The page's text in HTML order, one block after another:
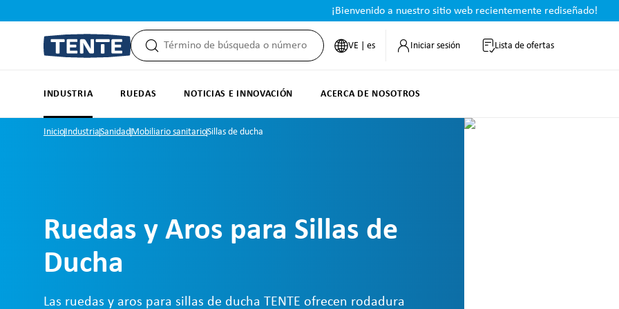
¡Bienvenido a nuestro sitio web recientemente rediseñado!
VE | es Iniciar sesión Lista de ofertas
INDUSTRIA RUEDAS NOTICIAS E INNOVACIÓN ACERCA DE NOSOTROS
InicioIndustriaSanidadMobiliario sanitarioSillas de ducha
Ruedas y Aros para Sillas de
Ducha
Las ruedas y aros para sillas de ducha TENTE ofrecen rodadura